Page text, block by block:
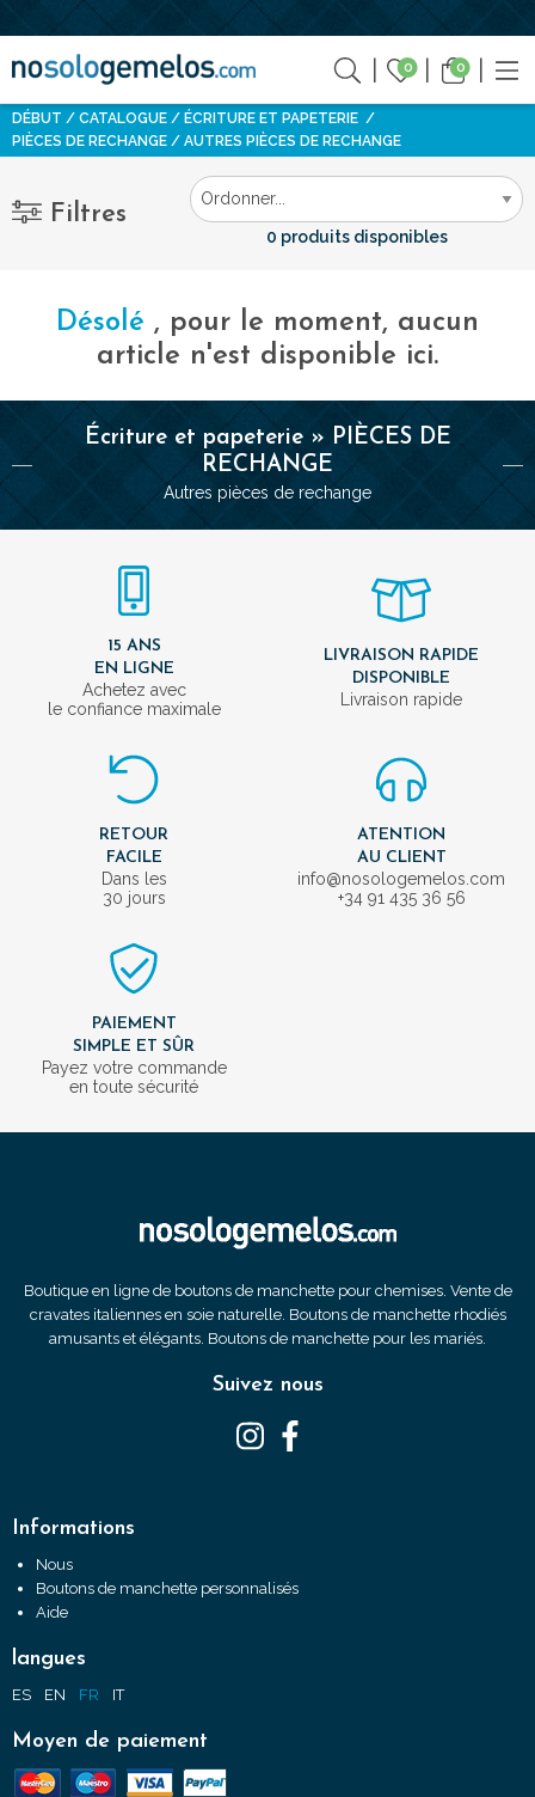
0 0
Écriture et papeterie » PIÈCES DE
RECHANGE
Autres pièces de rechange
DÉBUT CATALOGUE
ÉCRITURE ET PAPETERIE
PIÈCES DE RECHANGE
AUTRES PIÈCES DE RECHANGE
Filtres
0 produits disponibles
Désolé , pour le moment, aucun
article n'est disponible ici.
15 ANS
EN LIGNE
Achetez avec
le confiance maximale
LIVRAISON RAPIDE
DISPONIBLE
Livraison rapide
RETOUR
FACILE
Dans les
30 jours
ATENTION
AU CLIENT
info@nosologemelos.com
+34 91 435 36 56
PAIEMENT
SIMPLE ET SÛR
Payez votre commande
en toute sécurité
Boutique en ligne de boutons de manchette pour chemises. Vente de
cravates italiennes en soie naturelle. Boutons de manchette rhodiés
amusants et élégants. Boutons de manchette pour les mariés.
Suivez nous
Informations
Nous
Boutons de manchette personnalisés
Aide
langues
ES EN FR IT
Moyen de paiement